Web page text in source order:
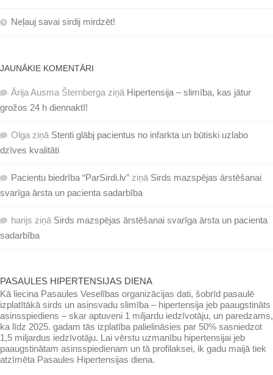
Neļauj savai sirdij mirdzēt!
JAUNĀKIE KOMENTĀRI
Ārija Ausma Šternberga ziņā Hipertensija – slimība, kas jātur
grožos 24 h diennaktī!
Olga ziņā Stenti glābj pacientus no infarkta un būtiski uzlabo
dzīves kvalitāti
Pacientu biedrība “ParSirdi.lv” ziņā Sirds mazspējas ārstēšanai
svarīga ārsta un pacienta sadarbība
harijs ziņā Sirds mazspējas ārstēšanai svarīga ārsta un pacienta
sadarbība
PASAULES HIPERTENSIJAS DIENA
Kā liecina Pasaules Veselības organizācijas dati, šobrīd pasaulē
izplatītākā sirds un asinsvadu slimība – hipertensija jeb paaugstināts
asinsspiediens – skar aptuveni 1 miljardu iedzīvotāju, un paredzams,
ka līdz 2025. gadam tās izplatība palielināsies par 50% sasniedzot
1,5 miljardus iedzīvotāju. Lai vērstu uzmanību hipertensijai jeb
paaugstinātam asinsspiedienam un tā profilaksei, ik gadu maijā tiek
atzīmēta Pasaules Hipertensijas diena.